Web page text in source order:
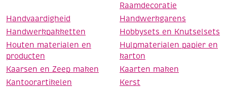
Raamdecoratie
Handvaardigheid
Handwerkgarens
Handwerkpakketten
Hobbysets en Knutselsets
Houten materialen en
producten
Hulpmaterialen papier en
karton
Kaarsen en Zeep maken
Kaarten maken
Kantoorartikelen
Kerst